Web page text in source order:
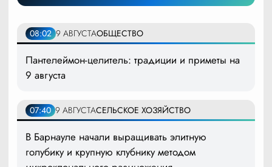
08:02 9 АВГУСТАОБЩЕСТВО
Пантелеймон-целитель: традиции и приметы на
9 августа
07:40 9 АВГУСТАСЕЛЬСКОЕ ХОЗЯЙСТВО
В Барнауле начали выращивать элитную
голубику и крупную клубнику методом